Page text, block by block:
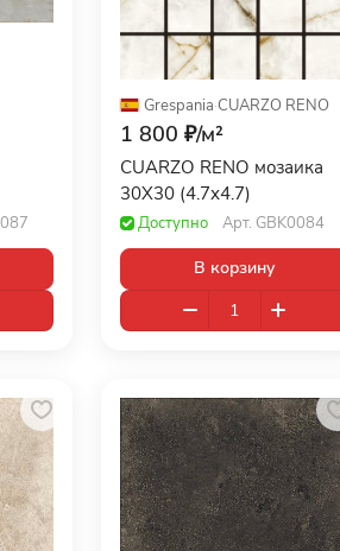
Grespania·CUARZO RENO
1 800 ₽/м²
CUARZO RENO мозаика
30X30 (4.7х4.7)
Доступно Арт. GBK0084
В корзину